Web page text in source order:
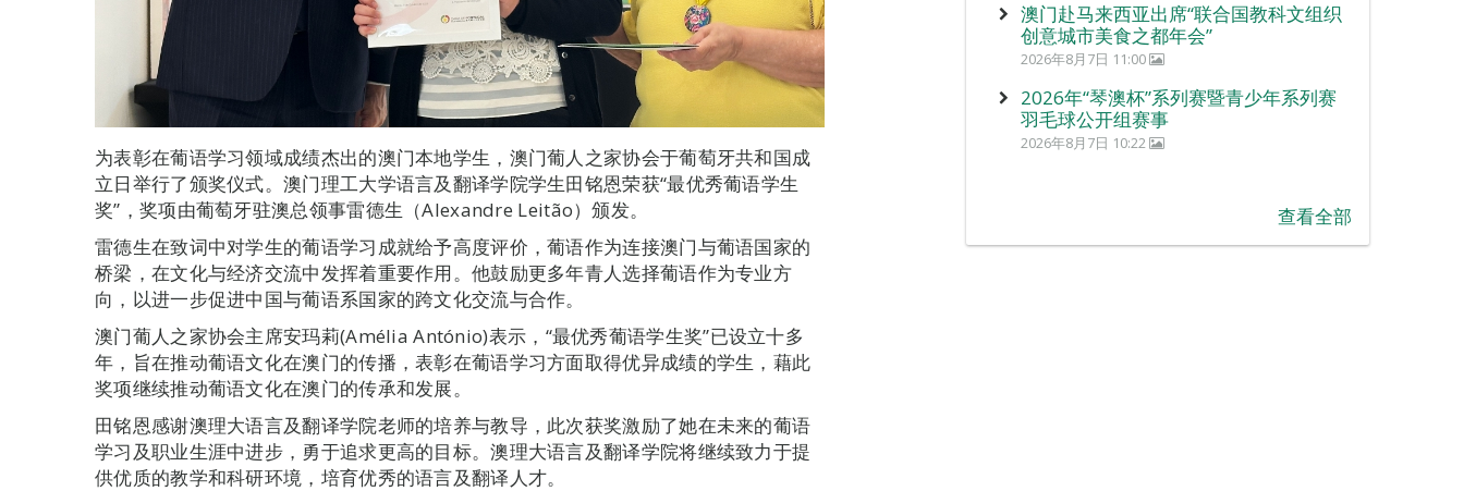
为表彰在葡语学习领域成绩杰出的澳门本地学生，澳门葡人之家协会于葡萄牙共和国成
立日举行了颁奖仪式。澳门理工大学语言及翻译学院学生田铭恩荣获“最优秀葡语学生
奖”，奖项由葡萄牙驻澳总领事雷德生（Alexandre Leitão）颁发。
雷德生在致词中对学生的葡语学习成就给予高度评价，葡语作为连接澳门与葡语国家的
桥梁，在文化与经济交流中发挥着重要作用。他鼓励更多年青人选择葡语作为专业方
向，以进一步促进中国与葡语系国家的跨文化交流与合作。
澳门葡人之家协会主席安玛莉(Amélia António)表示，“最优秀葡语学生奖”已设立十多
年，旨在推动葡语文化在澳门的传播，表彰在葡语学习方面取得优异成绩的学生，藉此
奖项继续推动葡语文化在澳门的传承和发展。
田铭恩感谢澳理大语言及翻译学院老师的培养与教导，此次获奖激励了她在未来的葡语
学习及职业生涯中进步，勇于追求更高的目标。澳理大语言及翻译学院将继续致力于提
供优质的教学和科研环境，培育优秀的语言及翻译人才。
澳门赴马来西亚出席“联合国教科文组织
创意城市美食之都年会”
2026年8月7日 11:00
2026年“琴澳杯”系列赛暨青少年系列赛
羽毛球公开组赛事
2026年8月7日 10:22
查看全部